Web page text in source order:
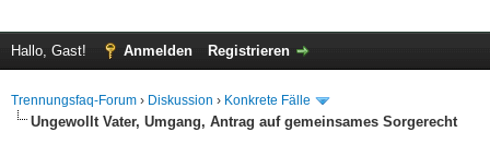
Hallo, Gast! Anmelden Registrieren
Trennungsfaq-Forum › Diskussion › Konkrete Fälle
Ungewollt Vater, Umgang, Antrag auf gemeinsames Sorgerecht